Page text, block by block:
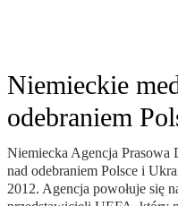
Niemieckie
odebraniem
Niemiecka Agencja Prasowa
nad odebraniem Polsce i
2012. Agencja powołuje się